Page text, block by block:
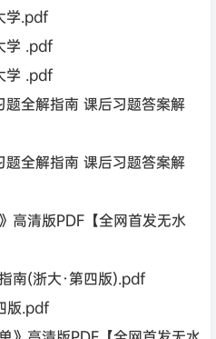
学.pdf
学 .pdf
学 .pdf
全解指南 课后习题答案解
全解指南 课后习题答案解
高清版PDF【全网首发无水
南(浙大·第四版).pdf
版.pdf